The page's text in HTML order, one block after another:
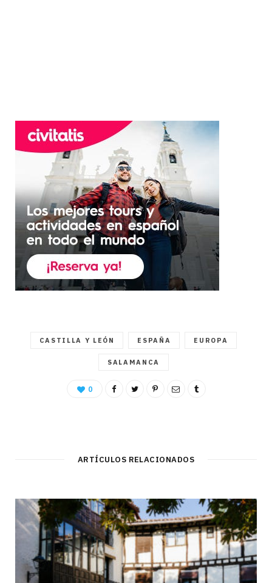
CASTILLA Y LEÓN ESPAÑA EUROPA
SALAMANCA
0
ARTÍCULOS RELACIONADOS